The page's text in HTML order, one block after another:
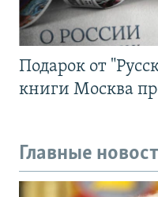
Подарок от
книги Москва
Главные